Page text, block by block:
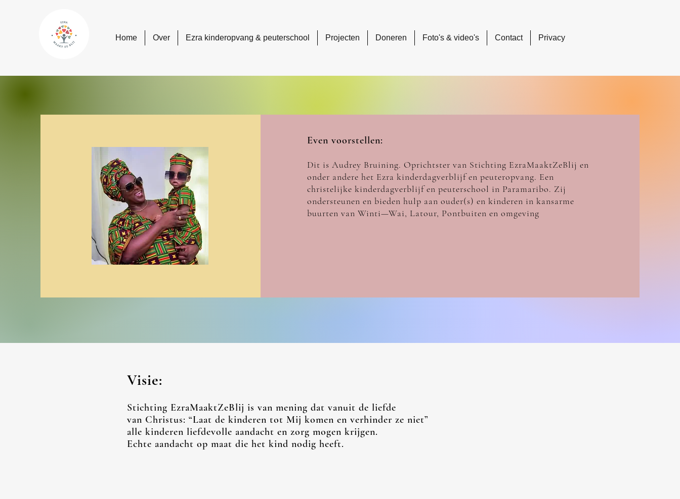
Home Over Ezra kinderopvang & peuterschool Projecten Doneren Foto's & video's Contact Privacy
Even voorstellen:
Dit is Audrey Bruining. Oprichtster van Stichting EzraMaaktZeBlij en
onder andere het Ezra kinderdagverblijf en peuteropvang. Een
christelijke kinderdagverblijf enpeuterschool in Paramaribo. Zij
ondersteunen en bieden hulp aan ouder(s) en kinderen in kansarme
buurten van Winti—Wai, Latour, Pontbuiten en omgeving
Visie:
Stichting EzraMaaktZeBlij is van mening dat vanuit de liefde
van Christus: “Laat de kinderen tot Mij komen en verhinder ze niet”
alle kinderen liefdevolle aandacht en zorg mogen krijgen.
Echte aandacht op maat die het kind nodig heeft.